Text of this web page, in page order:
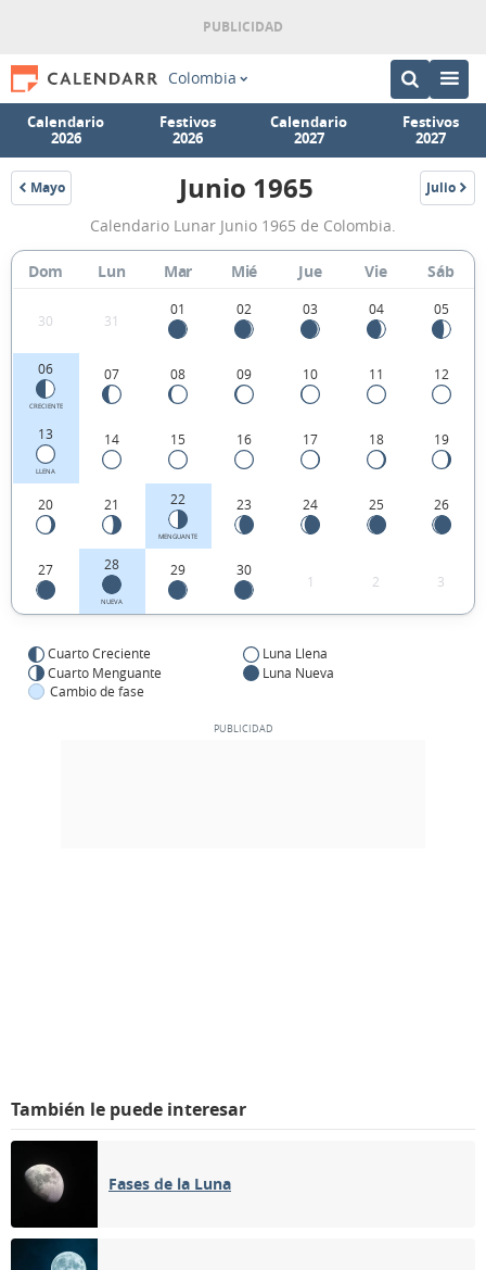
Colombia
Calendario
2026
Festivos
2026
Calendario
2027
Festivos
2027
Mayo
1965
Calendario
Lunar
Junio
1965
de
Colombia.
Junio 1965 Julio
1965
Calendario Lunar Junio 1965 de Colombia.
Dom Lun Mar Mié Jue Vie Sáb
30 31
01 02 03 04 05
06
CRECIENTE
07 08 09 10 11 12
13
LLENA
14 15 16 17 18 19
20 21 22
MENGUANTE
23 24 25 26
27 28
NUEVA
29 30
1 2 3
Cuarto Creciente
Luna Llena
Cuarto Menguante
Luna Nueva
Cambio de fase
También le puede interesar
Fases de la Luna